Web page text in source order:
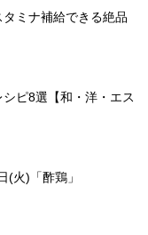
ミナ補給できる絶品
ピ8選【和・洋・エス
(火)「酢鶏」